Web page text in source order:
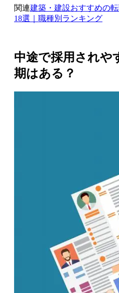
関連建築・建設おすすめの
18選｜職種別ランキング
中途で採用されや
期はある？